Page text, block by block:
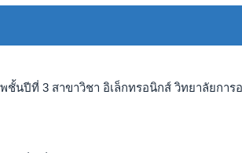
นปีที่ 3 สาขาวิชา อิเล็กทรอนิกส์ วิทยาลัยการ